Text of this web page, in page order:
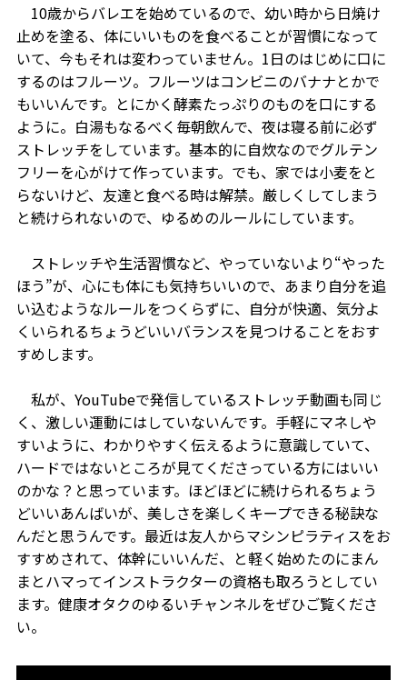
10歳からバレエを始めているので、幼い時から日焼け
止めを塗る、体にいいものを食べることが習慣になって
いて、今もそれは変わっていません。1日のはじめに口に
するのはフルーツ。フルーツはコンビニのバナナとかで
もいいんです。とにかく酵素たっぷりのものを口にする
ように。白湯もなるべく毎朝飲んで、夜は寝る前に必ず
ストレッチをしています。基本的に自炊なのでグルテン
フリーを心がけて作っています。でも、家では小麦をと
らないけど、友達と食べる時は解禁。厳しくしてしまう
と続けられないので、ゆるめのルールにしています。
ストレッチや生活習慣など、やっていないより“やった
ほう”が、心にも体にも気持ちいいので、あまり自分を追
い込むようなルールをつくらずに、自分が快適、気分よ
くいられるちょうどいいバランスを見つけることをおす
すめします。
私が、YouTubeで発信しているストレッチ動画も同じ
く、激しい運動にはしていないんです。手軽にマネしや
すいように、わかりやすく伝えるように意識していて、
ハードではないところが見てくださっている方にはいい
のかな？と思っています。ほどほどに続けられるちょう
どいいあんばいが、美しさを楽しくキープできる秘訣な
んだと思うんです。最近は友人からマシンピラティスをお
すすめされて、体幹にいいんだ、と軽く始めたのにまん
まとハマってインストラクターの資格も取ろうとしてい
ます。健康オタクのゆるいチャンネルをぜひご覧くださ
い。